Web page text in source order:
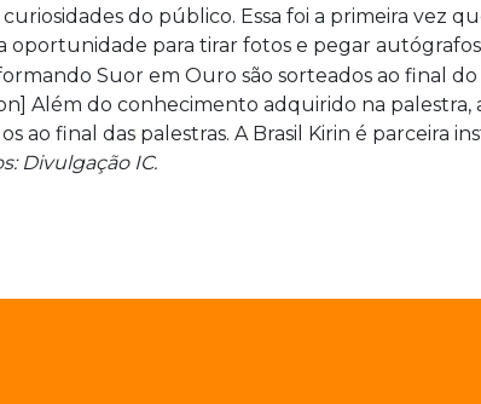
do público. Essa foi a primeira vez
oportunidade para tirar fotos e pegar
Além do conhecimento adquirido na
ao final das palestras. A Brasil Kirin é parceira
Divulgação IC.